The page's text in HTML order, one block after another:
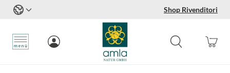
Shop Rivenditori